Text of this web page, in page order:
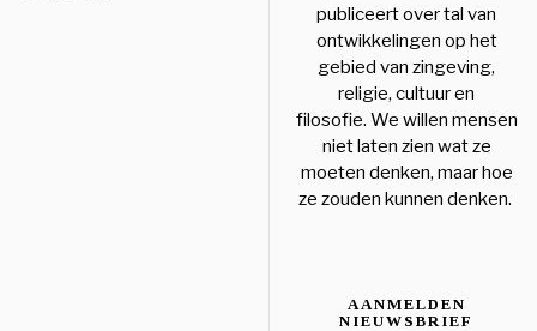
publiceert over tal van
ontwikkelingen op het
gebied van zingeving,
religie, cultuur en
filosofie. We willen mensen
niet laten zien wat ze
moeten denken, maar hoe
ze zouden kunnen denken.
AANMELDEN
NIEUWSBRIEF